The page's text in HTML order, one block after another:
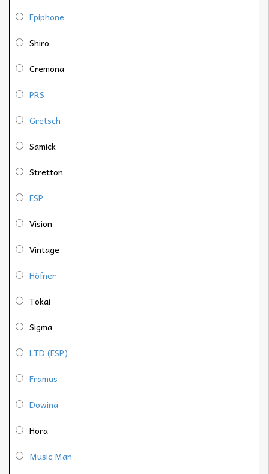
Epiphone
Shiro
Cremona
PRS
Gretsch
Samick
Stretton
ESP
Vision
Vintage
Höfner
Tokai
Sigma
LTD (ESP)
Framus
Dowina
Hora
Music Man